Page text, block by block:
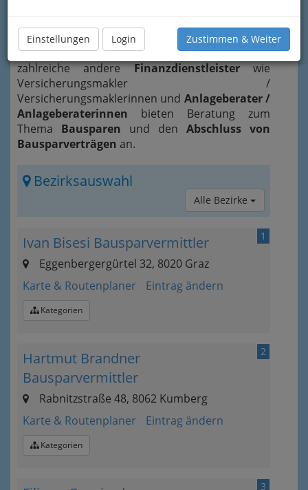
Einstellungen Login Zustimmen & Weiter
Bausparverträge werden meist beiBanken
oder Bausparkassenabgeschlossen, aber auch
zahlreiche andereFinanzdienstleisterwie
Versicherungsmakler /
Versicherungsmaklerinnen und Anlageberater /
Anlageberaterinnen bieten Beratung zum
Thema Bausparen und den Abschluss von
Bausparverträgen an.
Bezirksauswahl
Alle Bezirke
1
Ivan Bisesi Bausparvermittler
Eggenbergergürtel 32, 8020 Graz
Karte & Routenplaner
Eintrag ändern
Kategorien
2
Hartmut Brandner
Bausparvermittler
Rabnitzstraße 48, 8062 Kumberg
Karte & Routenplaner
Eintrag ändern
Kategorien
3